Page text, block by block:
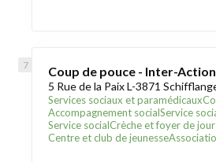
Coup de pouce - Inter-
5 Rue de la Paix L-3871
Services sociaux et paramédicaux
Accompagnement socialService
Service socialCrèche et foyer de
Centre et club de jeunesse